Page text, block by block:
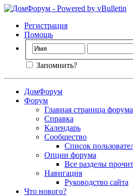
Регистрация
Помощь
Запомнить?
ДомФорум
Форум
Главная страница форума
Справка
Календарь
Сообщество
Список
Опции форума
Все разделы
Навигация
Руководство сайта
Что нового?